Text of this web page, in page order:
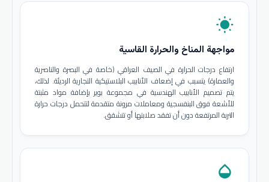
wb_sunny
مواجهة المناخ والحرارة القاسية
ارتفاع درجات الحرارة في الصيف العراقي (خاصة في البصرة والناصرية
والعمارة) يتسبب في إضعاف الأنابيب البلاستيكية التجارية الرديئة. لذلك،
يتم تصميم الأنابيب الهندسية في مجموعة بوير بإضافة مواد مثبتة
للأشعة فوق البنفسجية ومعاملات مرونة متقدمة لتتحمل درجات حرارة
التربة المرتفعة دون أن تفقد صلابتها أو تتشقق.
opacity